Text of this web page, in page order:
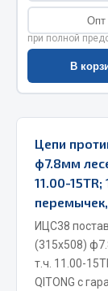
Тормозная
Весь раздел
Двигатель
Система
Система
Коробка
Рулевое
Опт
при полной
В
Цепи
ф7.8мм
11.00-
перемычек,
ИЦС38
(315х508)
т.ч. 11.00-
QITONG с